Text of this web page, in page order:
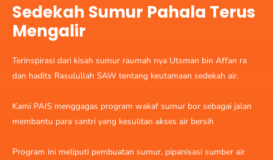
Sedekah Sumur Pahala Terus
Mengalir
Terinspirasi dari kisah sumur raumah nya Utsman bin Affan ra
dan hadits Rasulullah SAW tentang keutamaan sedekah air.
Kami PAIS menggagas program wakaf sumur bor sebagai jalan
membantu para santri yang kesulitan akses air bersih
Program ini meliputi pembuatan sumur, pipanisasi sumber air